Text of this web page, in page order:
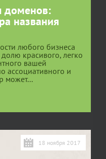
доменов:
названия
любого бизнеса
красивого, легко
вашей
ассоциативного и
может...
18 ноября 2017